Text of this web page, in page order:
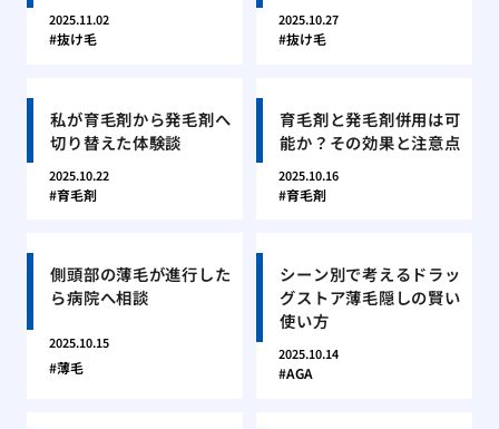
2025.11.02
抜け毛
2025.10.27
抜け毛
私が育毛剤から発毛剤へ
切り替えた体験談
2025.10.22
育毛剤
育毛剤と発毛剤併用は可
能か？その効果と注意点
2025.10.16
育毛剤
側頭部の薄毛が進行した
ら病院へ相談
2025.10.15
薄毛
シーン別で考えるドラッ
グストア薄毛隠しの賢い
使い方
2025.10.14
AGA